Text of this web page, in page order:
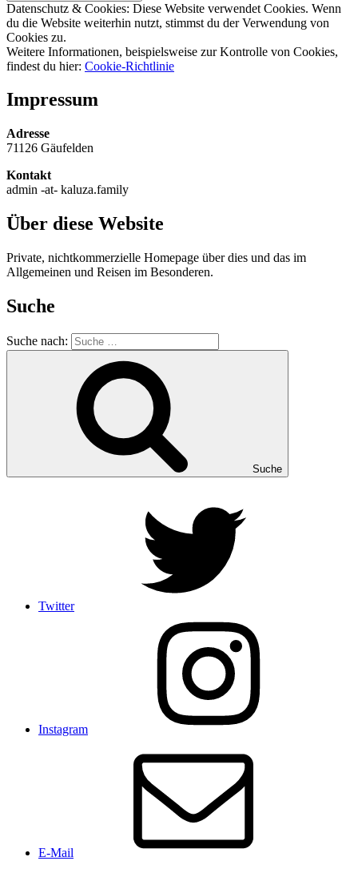
Datenschutz & Cookies: Diese Website verwendet Cookies. Wenn
du die Website weiterhin nutzt, stimmst du der Verwendung von
Cookies zu.
Weitere Informationen, beispielsweise zur Kontrolle von Cookies,
findest du hier: Cookie-Richtlinie
Impressum
Adresse
71126 Gäufelden
Kontakt
admin -at- kaluza.family
Über diese Website
Private, nichtkommerzielle Homepage über dies und das im
Allgemeinen und Reisen im Besonderen.
Suche
Suche nach:
Suche
Twitter
Instagram
E-Mail